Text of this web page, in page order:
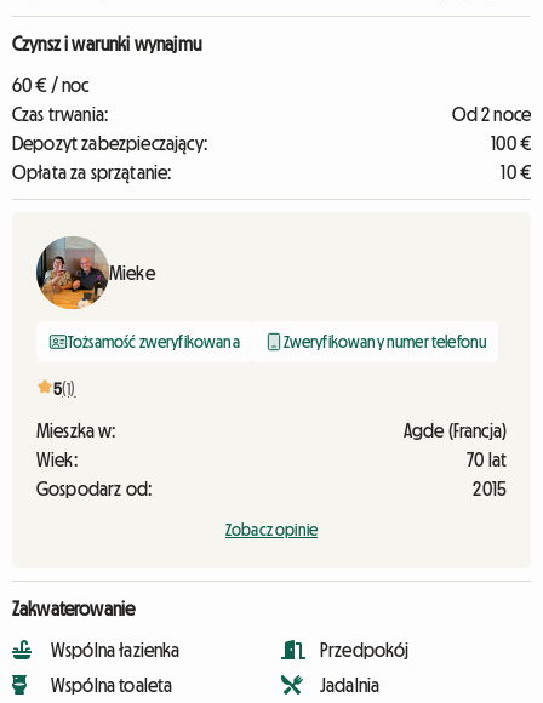
Czynsz i warunki wynajmu
60 € / noc
Czas trwania:
Od 2 noce
Depozyt zabezpieczający:
100 €
Opłata za sprzątanie:
10 €
Mieke
Tożsamość zweryfikowana Zweryfikowany numer telefonu
5(1)
Mieszka w:
Agde (Francja)
Wiek:
70 lat
Gospodarz od:
2015
Zobacz opinie
Zakwaterowanie
Wspólna łazienka
Wspólna toaleta
Przedpokój
Jadalnia